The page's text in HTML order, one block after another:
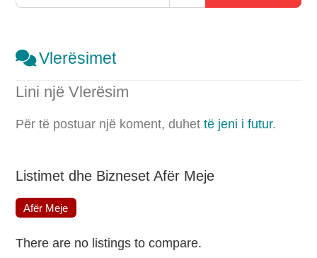
Vlerësimet
Lini një Vlerësim
Për të postuar një koment, duhet të jeni i futur.
Listimet dhe Bizneset Afër Meje
Afër Meje
There are no listings to compare.